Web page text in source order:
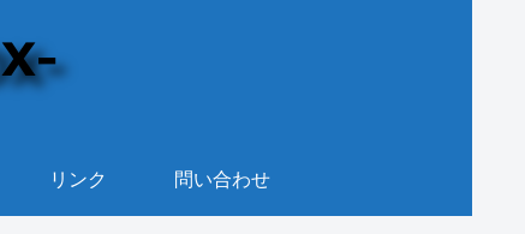
リンク 問い合わせ